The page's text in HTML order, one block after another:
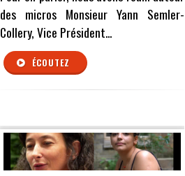
des micros Monsieur Yann Semler-
Collery, Vice Président...
ÉCOUTEZ